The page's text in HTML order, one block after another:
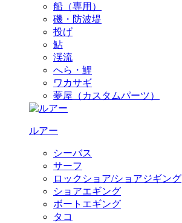
船（専用）
磯・防波堤
投げ
鮎
渓流
へら・鯉
ワカサギ
夢屋（カスタムパーツ）
ルアー
シーバス
サーフ
ロックショア/ショアジギング
ショアエギング
ボートエギング
タコ